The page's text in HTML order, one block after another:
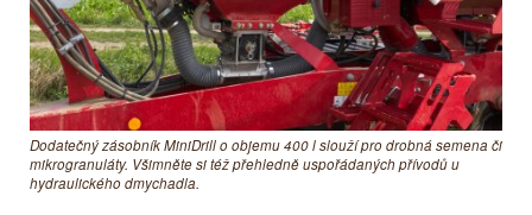
Dodatečný zásobník MiniDrill o objemu 400 l slouží pro drobná semena či
mikrogranuláty. Všimněte si též přehledně uspořádaných přívodů u
hydraulického dmychadla.